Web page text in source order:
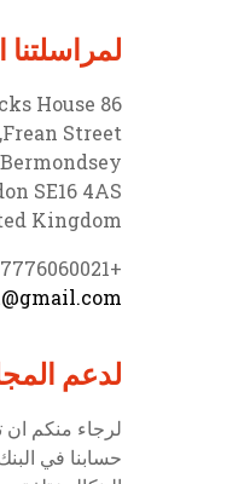
86 Hicks House,
Frean Street,
Bermondsey
SE16 4AS
Kingdom
+00447776060021 :تلفون
لدعم
لرجاء منكم ان